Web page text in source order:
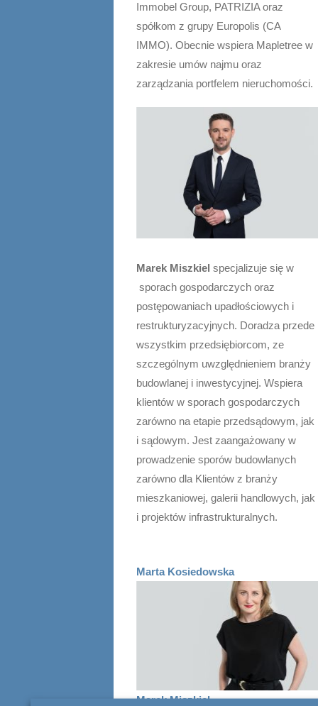
Immobel Group, PATRIZIA oraz
spółkom z grupy Europolis (CA
IMMO). Obecnie wspiera Mapletree w
zakresie umów najmu oraz
zarządzania portfelem nieruchomości.
Marek Miszkiel specjalizuje się w
sporach gospodarczych oraz
postępowaniach upadłościowych i
restrukturyzacyjnych. Doradza przede
wszystkim przedsiębiorcom, ze
szczególnym uwzględnieniem branży
budowlanej i inwestycyjnej. Wspiera
klientów w sporach gospodarczych
zarówno na etapie przedsądowym, jak
i sądowym. Jest zaangażowany w
prowadzenie sporów budowlanych
zarówno dla Klientów z branży
mieszkaniowej, galerii handlowych, jak
i projektów infrastrukturalnych.
Marta Kosiedowska
Marek Miszkiel